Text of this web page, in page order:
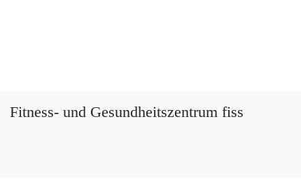
Fitness- und Gesundheitszentrum fiss